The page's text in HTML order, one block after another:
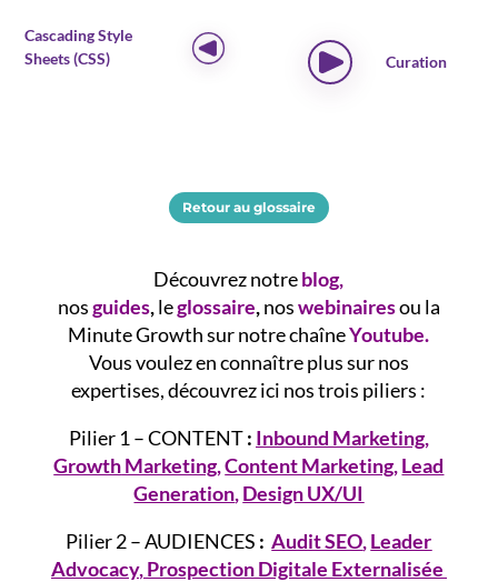
Cascading Style
Sheets (CSS)
Curation
Retour au glossaire
Découvrez notreblog,
nosguides,leglossaire,noswebinairesou la
Minute Growth sur notre chaîneYoutube.
Vous voulez en connaître plus sur nos
expertises, découvrez ici nos trois piliers :
Pilier 1 – CONTENT: Inbound Marketing,
GrowthMarketing,Content Marketing,Lead
Generation,Design UX/UI
Pilier 2 – AUDIENCES :Audit SEO,Leader
Advocacy,Prospection Digitale Externalisée